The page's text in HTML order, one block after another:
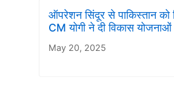
ऑपरेशन सिंदूर से पाकिस्तान को
CM योगी ने दी विकास योजनाओं
May 20, 2025